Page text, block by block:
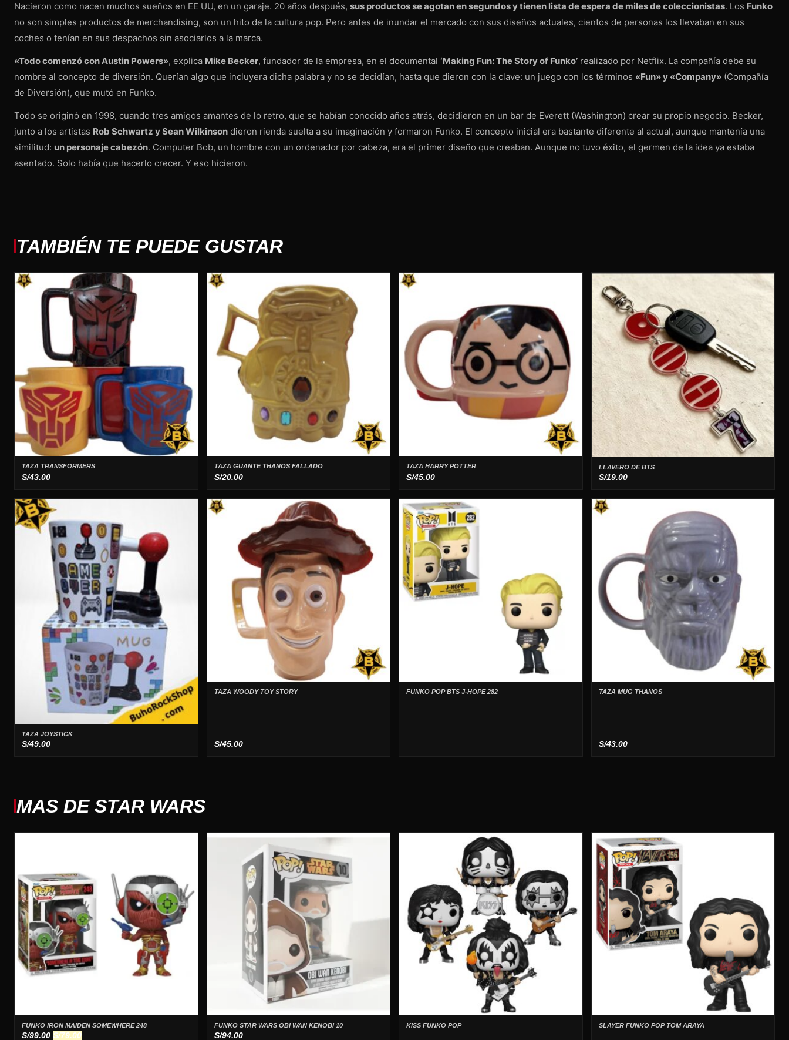
Nacieron como nacen muchos sueños en EE UU, en un garaje. 20 años después, sus productos se agotan en segundos y tienen lista de espera de miles de coleccionistas. Los Funko
no son simples productos de merchandising, son un hito de la cultura pop. Pero antes de inundar el mercado con sus diseños actuales, cientos de personas los llevaban en sus
coches o tenían en sus despachos sin asociarlos a la marca.
«Todo comenzó con Austin Powers», explica Mike Becker, fundador de la empresa, en el documental ‘Making Fun: The Story of Funko’ realizado por Netflix. La compañía debe su
nombre al concepto de diversión. Querían algo que incluyera dicha palabra y no se decidían, hasta que dieron con la clave: un juego con los términos «Fun» y «Company» (Compañía
de Diversión), que mutó en Funko.
Todo se originó en 1998, cuando tres amigos amantes de lo retro, que se habían conocido años atrás, decidieron en un bar de Everett (Washington) crear su propio negocio. Becker,
junto a los artistas Rob Schwartz y Sean Wilkinson dieron rienda suelta a su imaginación y formaron Funko. El concepto inicial era bastante diferente al actual, aunque mantenía una
similitud: un personaje cabezón. Computer Bob, un hombre con un ordenador por cabeza, era el primer diseño que creaban. Aunque no tuvo éxito, el germen de la idea ya estaba
asentado. Solo había que hacerlo crecer. Y eso hicieron.
TAMBIÉN TE PUEDE GUSTAR
TAZA TRANSFORMERS
S/43.00
TAZA GUANTE THANOS FALLADO
S/20.00
TAZA HARRY POTTER
S/45.00
LLAVERO DE BTS
S/19.00
TAZA JOYSTICK
S/49.00
TAZA WOODY TOY STORY
S/45.00
FUNKO POP BTS J-HOPE 282 TAZA MUG THANOS
S/43.00
MAS DE STAR WARS
FUNKO IRON MAIDEN SOMEWHERE 248
S/99.00 El
S/79.00El
FUNKO STAR WARS OBI WAN KENOBI 10
S/94.00
KISS FUNKO POP SLAYER FUNKO POP TOM ARAYA